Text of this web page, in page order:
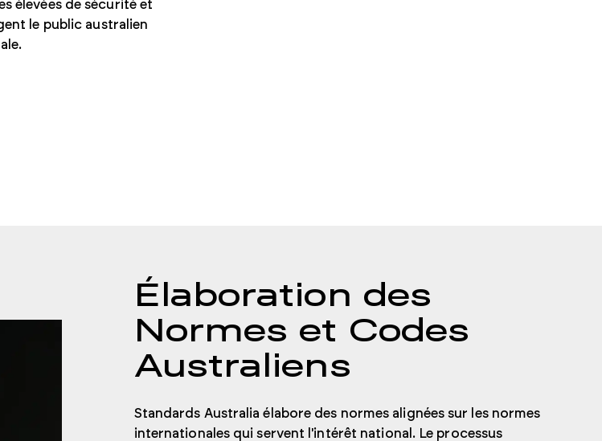
élevées de sécurité et
le public australien
Élaboration des
Normes et Codes
Australiens
Standards Australia élabore des normes alignées sur les normes
internationales qui servent l'intérêt national. Le processus